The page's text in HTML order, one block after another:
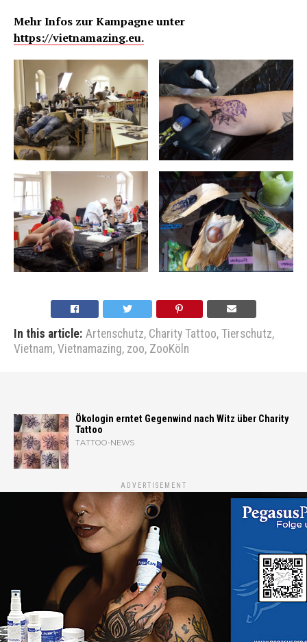
Mehr Infos zur Kampagne unter
https://vietnamazing.eu.
In this article: Artenschutz, Charity Tattoo, Tierschutz,
Vietnam, Vietnamazing, zoo, ZooKöln
Ökologin erntet Gegenwind nach Witz über Charity
Tattoo
TATTOO-NEWS
ADVERTISEMENT